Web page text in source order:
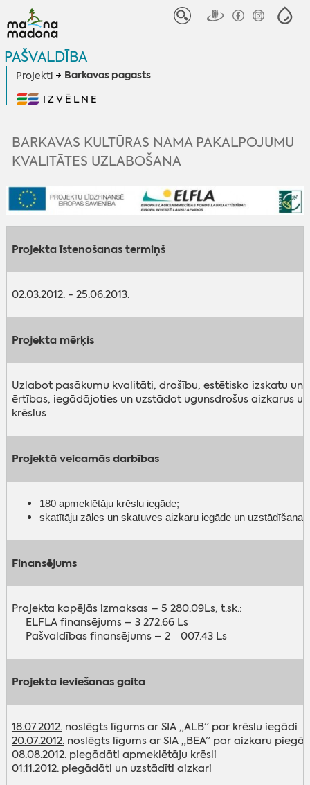
PAŠVALDĪBA
Projekti Barkavas pagasts
IZVĒLNE
BARKAVAS KULTŪRAS NAMA PAKALPOJUMU
KVALITĀTES UZLABOŠANA
Projekta īstenošanas termiņš
02.03.2012. - 25.06.2013.
Projekta mērķis
Uzlabot pasākumu kvalitāti, drošību, estētisko izskatu un
ērtības, iegādājoties un uzstādot ugunsdrošus aizkarus
krēslus
Projektā veicamās darbības
180 apmeklētāju krēslu iegāde;
skatītāju zāles un skatuves aizkaru iegāde un uzstādīšana
Finansējums
Projekta kopējās izmaksas – 5 280.09Ls, t.sk.:
ELFLA finansējums – 3 272.66 Ls
Pašvaldības finansējums – 2 007.43 Ls
Projekta ieviešanas gaita
18.07.2012.noslēgts līgums ar SIA „ALB” par krēslu iegādi
20.07.2012.noslēgts līgums ar SIA „BEA” par aizkaru
08.08.2012. piegādāti apmeklētāju krēsli
01.11.2012. piegādāti un uzstādīti aizkari